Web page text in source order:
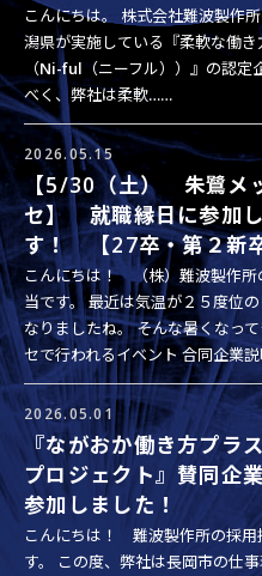
こんにちは。 株式会社難波製作
潟県が実施している『柔軟な働
（Ni-ful（ニーフル））』の認
べく、弊社は柔軟……
2026.05.15
【5/30（土） 朱鷺メ
セ】 就職縁日に参加
す！ 【27卒・第２新
こんにちは！ （株）難波製作所
当です。 最近は気温が２５度位
なりましたね。 そんな暑くなっ
セで行われるイベント 合同企業
2026.05.01
『ながおか働き方プラ
プロジェクト』賛同企
参加しました！
こんにちは！ 難波製作所の採用
す。 この度、弊社は長岡市の仕